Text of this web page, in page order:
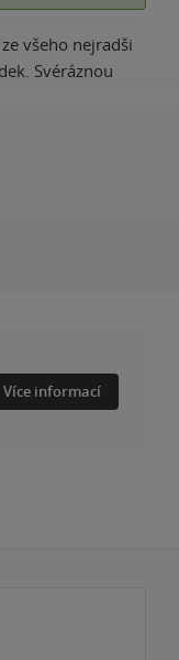
všeho nejradši
Svéráznou
Více informací